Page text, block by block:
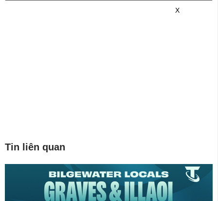
X
Tin liên quan